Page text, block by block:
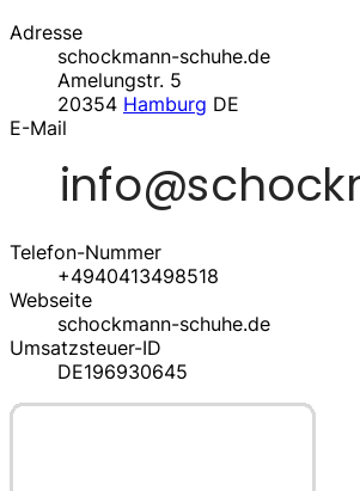
Adresse
schockmann-schuhe.de
Amelungstr. 5
20354 Hamburg DE
E-Mail
Telefon-Nummer
+4940413498518
Webseite
schockmann-schuhe.de
Umsatzsteuer-ID
DE196930645